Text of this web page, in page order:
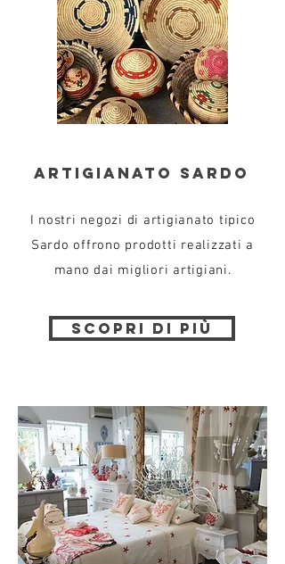
ARTIGIANATO SARDO
I nostri negozi di artigianato tipico
Sardo offrono prodotti realizzati a
mano dai migliori artigiani.
scopri di più